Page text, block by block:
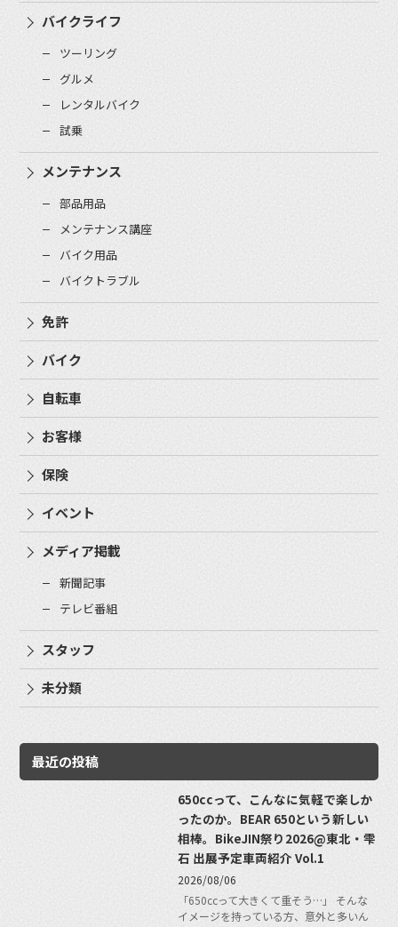
バイクライフ
ツーリング
グルメ
レンタルバイク
試乗
メンテナンス
部品用品
メンテナンス講座
バイク用品
バイクトラブル
免許
バイク
自転車
お客様
保険
イベント
メディア掲載
新聞記事
テレビ番組
スタッフ
未分類
最近の投稿
650ccって、こんなに気軽で楽しか
ったのか。BEAR 650という新しい
相棒。BikeJIN祭り2026@東北・雫
石 出展予定車両紹介 Vol.1
2026/08/06
「650ccって大きくて重そう…」 そんな
イメージを持っている方、意外と多いん